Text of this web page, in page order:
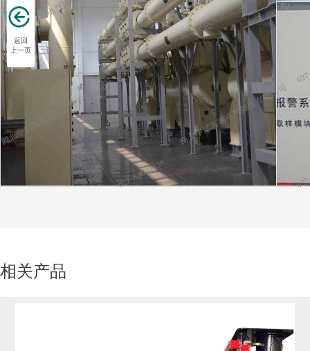
相关产品
返回
上一页